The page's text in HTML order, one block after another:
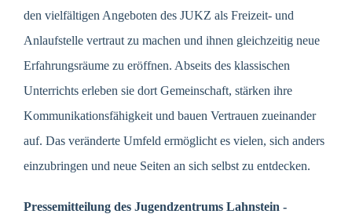
den vielfältigen Angeboten des JUKZ als Freizeit- und
Anlaufstelle vertraut zu machen und ihnen gleichzeitig neue
Erfahrungsräume zu eröffnen. Abseits des klassischen
Unterrichts erleben sie dort Gemeinschaft, stärken ihre
Kommunikationsfähigkeit und bauen Vertrauen zueinander
auf. Das veränderte Umfeld ermöglicht es vielen, sich anders
einzubringen und neue Seiten an sich selbst zu entdecken.
Pressemitteilung des Jugendzentrums Lahnstein -